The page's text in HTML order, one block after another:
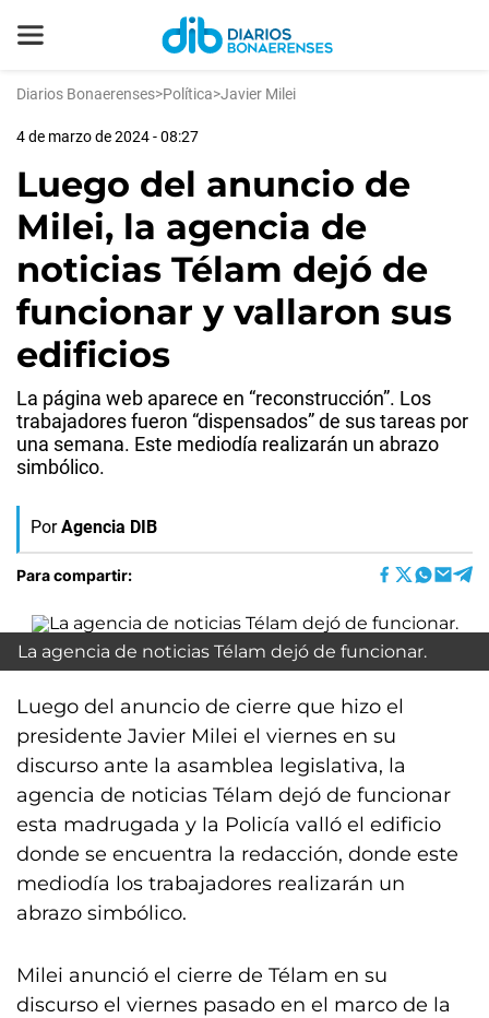
Diarios Bonaerenses>Política>Javier Milei
4 de marzo de 2024 - 08:27
Luego del anuncio de
Milei, la agencia de
noticias Télam dejó de
funcionar y vallaron sus
edificios
La página web aparece en “reconstrucción”. Los
trabajadores fueron “dispensados” de sus tareas por
una semana. Este mediodía realizarán un abrazo
simbólico.
Por Agencia DIB
Para compartir:
La agencia de noticias Télam dejó de funcionar.
Luego del anuncio de cierre que hizo el
presidente Javier Milei el viernes en su
discurso ante la asamblea legislativa, la
agencia de noticias Télam dejó de funcionar
esta madrugada y la Policía valló el edificio
donde se encuentra la redacción, donde este
mediodía los trabajadores realizarán un
abrazo simbólico.
Milei anunció el cierre de Télam en su
discurso el viernes pasado en el marco de la